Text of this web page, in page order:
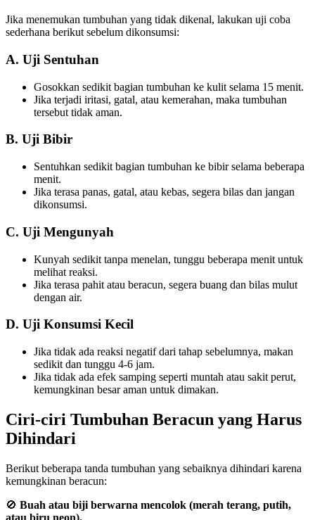
Jika menemukan tumbuhan yang tidak dikenal, lakukan uji coba
sederhana berikut sebelum dikonsumsi:
A. Uji Sentuhan
Gosokkan sedikit bagian tumbuhan ke kulit selama 15 menit.
Jika terjadi iritasi, gatal, atau kemerahan, maka tumbuhan
tersebut tidak aman.
B. Uji Bibir
Sentuhkan sedikit bagian tumbuhan ke bibir selama beberapa
menit.
Jika terasa panas, gatal, atau kebas, segera bilas dan jangan
dikonsumsi.
C. Uji Mengunyah
Kunyah sedikit tanpa menelan, tunggu beberapa menit untuk
melihat reaksi.
Jika terasa pahit atau beracun, segera buang dan bilas mulut
dengan air.
D. Uji Konsumsi Kecil
Jika tidak ada reaksi negatif dari tahap sebelumnya, makan
sedikit dan tunggu 4-6 jam.
Jika tidak ada efek samping seperti muntah atau sakit perut,
kemungkinan besar aman untuk dimakan.
Ciri-ciri Tumbuhan Beracun yang Harus
Dihindari
Berikut beberapa tanda tumbuhan yang sebaiknya dihindari karena
kemungkinan beracun:
🚫 Buah atau biji berwarna mencolok (merah terang, putih,
atau biru neon).